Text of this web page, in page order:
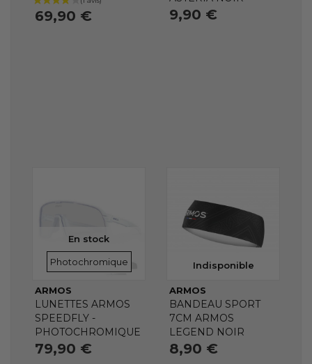
69,90 € 9,90 €
En stock
VERRES
Photochromique
ARMOS
LUNETTES ARMOS
SPEEDFLY -
PHOTOCHROMIQUE
79,90 €
Indisponible
ARMOS
BANDEAU SPORT
7CM ARMOS
LEGEND NOIR
8,90 €